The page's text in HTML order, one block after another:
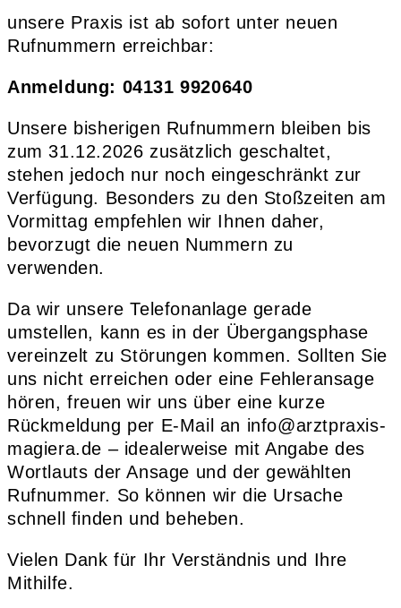
unsere Praxis ist ab sofort unter neuen
Rufnummern erreichbar:
Anmeldung: 04131 9920640
Unsere bisherigen Rufnummern bleiben bis
zum 31.12.2026 zusätzlich geschaltet,
stehen jedoch nur noch eingeschränkt zur
Verfügung. Besonders zu den Stoßzeiten am
Vormittag empfehlen wir Ihnen daher,
bevorzugt die neuen Nummern zu
verwenden.
Da wir unsere Telefonanlage gerade
umstellen, kann es in der Übergangsphase
vereinzelt zu Störungen kommen. Sollten Sie
uns nicht erreichen oder eine Fehleransage
hören, freuen wir uns über eine kurze
Rückmeldung per E-Mail an info@arztpraxis-
magiera.de – idealerweise mit Angabe des
Wortlauts der Ansage und der gewählten
Rufnummer. So können wir die Ursache
schnell finden und beheben.
Vielen Dank für Ihr Verständnis und Ihre
Mithilfe.